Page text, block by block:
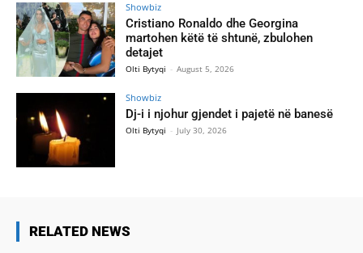
Showbiz
Cristiano Ronaldo dhe Georgina
martohen këtë të shtunë, zbulohen
detajet
Olti Bytyqi - August 5, 2026
Showbiz
Dj-i i njohur gjendet i pajetë në banesë
Olti Bytyqi - July 30, 2026
RELATED NEWS